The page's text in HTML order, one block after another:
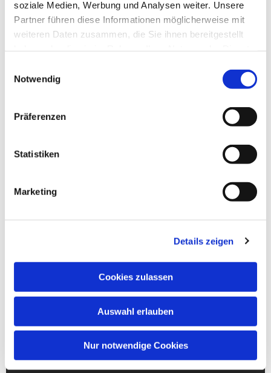
soziale Medien, Werbung und Analysen weiter. Unsere
Partner führen diese Informationen möglicherweise mit
weiteren Daten zusammen, die Sie ihnen bereitgestellt
Notwendig
Präferenzen
Statistiken
Marketing
Details zeigen
Cookies zulassen
Auswahl erlauben
Nur notwendige Cookies
Gottesdienste
Veranstaltungen & Angebote
Kindertagesstätte St. Andreas